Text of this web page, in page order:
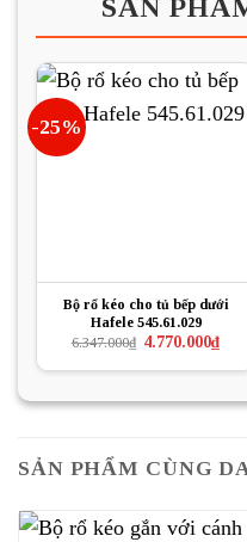
SẢN
-25%
Bộ rổ kéo cho tủ bếp dưới
Hafele 545.61.029
6.347.000₫ Giá
là:
4.770.000₫Giá
hiện
tại
SẢN PHẨM CÙNG